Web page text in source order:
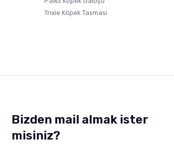
Trixie Köpek Tasması
Bizden mail almak ister
misiniz?